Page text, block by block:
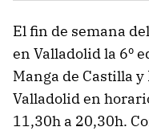
El fin de semana
en Valladolid la 6º
Manga de Castilla
Valladolid en
11,30h a 20,30h.